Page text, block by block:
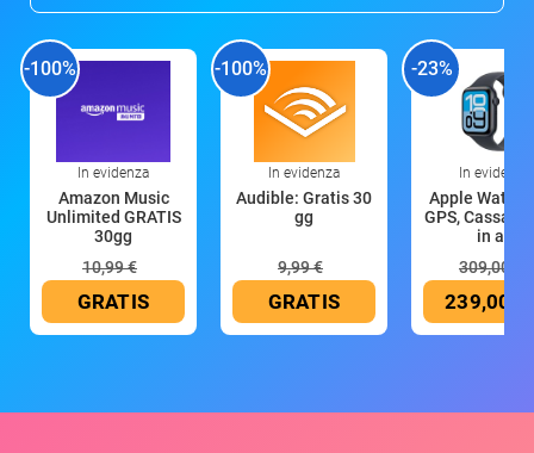
-100%
In evidenza
Amazon Music
Unlimited GRATIS
30gg
10,99 €
GRATIS
-100%
In evidenza
Audible: Gratis 30
gg
9,99 €
GRATIS
-23%
In evidenza
Apple Watch
GPS, Cassa
in all
309,00 €
239,00 €